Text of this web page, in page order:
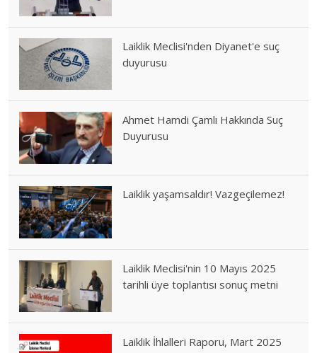
Laiklik Meclisi'nden Diyanet'e suç
duyurusu
Ahmet Hamdi Çamlı Hakkında Suç
Duyurusu
Laiklik yaşamsaldır! Vazgeçilemez!
Laiklik Meclisi'nin 10 Mayıs 2025
tarihli üye toplantısı sonuç metni
Laiklik İhlalleri Raporu, Mart 2025